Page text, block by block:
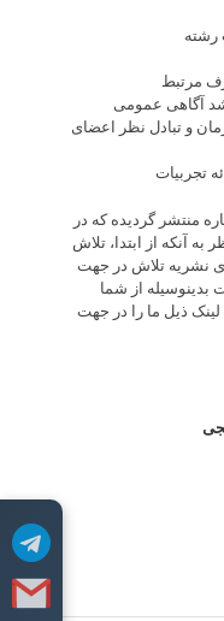
رشته
مرتبط
آگاهی عمومی
و تبادل نظر اعضای
تجربیات
منتشر گردیده که در
آنکه از ابتدا، تلاش
نشریه تلاش در جهت
بدینوسیله از شما
ذیل ما را در جهت